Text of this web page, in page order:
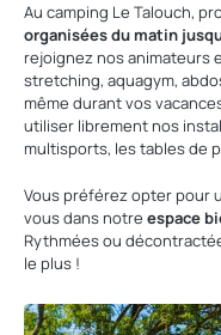
Au camping Le Talouch,
organisées du matin
rejoignez nos animateurs
stretching, aquagym,
même durant vos
utiliser librement nos
multisports, les tables de
Vous préférez opter pour
vous dans notre espace
Rythmées ou
le plus !